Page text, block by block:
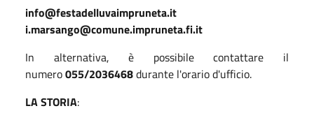
info@festadelluvaimpruneta.it
i.marsango@comune.impruneta.fi.it
In alternativa, è possibile contattare il
numero055/2036468durante l'orario d'ufficio.
LA STORIA: